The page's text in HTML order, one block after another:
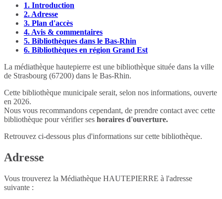
1. Introduction
2. Adresse
3. Plan d'accès
4. Avis & commentaires
5. Bibliothèques dans le Bas-Rhin
6. Bibliothèques en région Grand Est
La médiathèque hautepierre est une bibliothèque située dans la ville
de Strasbourg (67200) dans le Bas-Rhin.
Cette bibliothèque municipale serait, selon nos informations, ouverte
en 2026.
Nous vous recommandons cependant, de prendre contact avec cette
bibliothèque pour vérifier ses horaires d'ouverture.
Retrouvez ci-dessous plus d'informations sur cette bibliothèque.
Adresse
Vous trouverez la Médiathèque HAUTEPIERRE à l'adresse
suivante :